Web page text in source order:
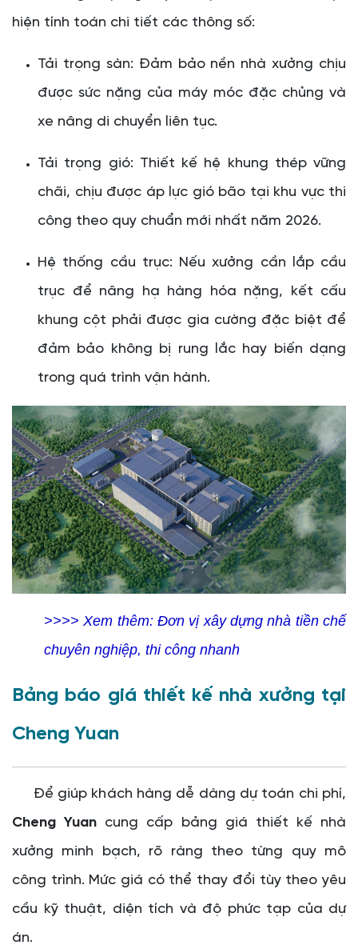
hiện tính toán chi tiết các thông số:
Tải trọng sàn: Đảm bảo nền nhà xưởng chịu
được sức nặng của máy móc đặc chủng và
xe nâng di chuyển liên tục.
Tải trọng gió: Thiết kế hệ khung thép vững
chãi, chịu được áp lực gió bão tại khu vực thi
công theo quy chuẩn mới nhất năm 2026.
Hệ thống cầu trục: Nếu xưởng cần lắp cầu
trục để nâng hạ hàng hóa nặng, kết cấu
khung cột phải được gia cường đặc biệt để
đảm bảo không bị rung lắc hay biến dạng
trong quá trình vận hành.
>>>> Xem thêm: Đơn vị xây dựng nhà tiền chế
chuyên nghiệp, thi công nhanh
Bảng báo giá thiết kế nhà xưởng tại
Cheng Yuan
Để giúp khách hàng dễ dàng dự toán chi phí,
Cheng Yuan cung cấp bảng giá thiết kế nhà
xưởng minh bạch, rõ ràng theo từng quy mô
công trình. Mức giá có thể thay đổi tùy theo yêu
cầu kỹ thuật, diện tích và độ phức tạp của dự
án.